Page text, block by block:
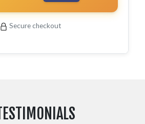
Secure checkout